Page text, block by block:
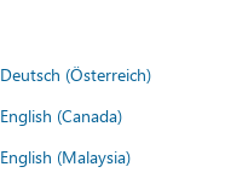
Deutsch (Österreich)
English (Canada)
English (Malaysia)